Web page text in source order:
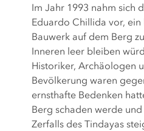
Im Jahr 1993 nahm sich
Eduardo Chillida vor,
Bauwerk auf dem Berg
Inneren leer bleiben
Historiker, Archäologen
Bevölkerung waren
ernsthafte Bedenken
Berg schaden werde
Zerfalls des Tindayas